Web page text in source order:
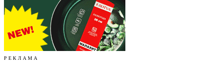
Р Е К Л А М А